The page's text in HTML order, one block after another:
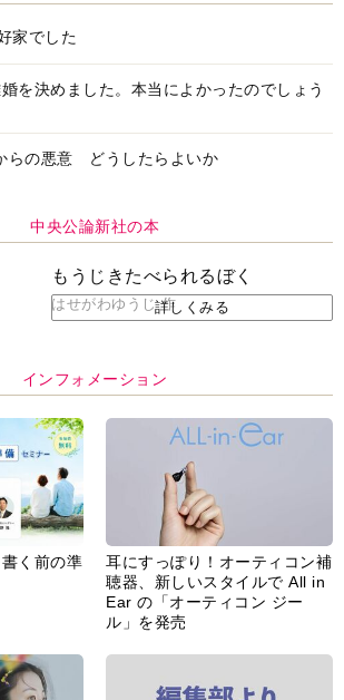
家でした
を決めました。本当によかったのでしょう
らの悪意 どうしたらよいか
中央公論新社の本
もうじきたべられるぼく
はせがわゆうじ 作詳しくみる
インフォメーション
く前の準
耳にすっぽり！オーティコン補
聴器、新しいスタイルで All in
Ear の「オーティコン ジー
ル」を発売